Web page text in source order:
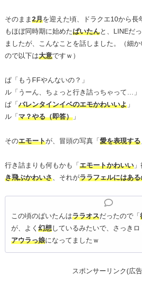
そのまま2月を迎えた頃、ドラクエ10から長
もほぼ同時期に始めたぱいたんと、LINEだ
ましたが、こんなことを話しました。（細
ので以下は大意ですｗ）
ぱ「もうFFやんないの？」
ル「うーん、ちょっと行き詰っちゃって…」
ぱ「バレンタインイベのエモかわいいよ 」
ル「マ？やる（即答） 」
そのエモートが、冒頭の写真「愛を表現する
行き詰まりも何もかも「エモートかわいい
き飛ぶかわいさ 、それがララフェルにはあ
この頃のぱいたんはララオスだったので「
が、よく 幻想しているみたいで、さっき
アウラっ娘になってましたｗ
スポンサーリンク(広